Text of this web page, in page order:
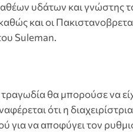
υδάτων και γνώστης
και οι
Suleman.
θα μπορούσε να
ότι η διαχειρίστρια
για να αποφύγει τον